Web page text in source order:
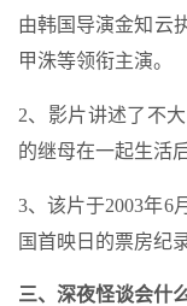
由韩国导演金知云
甲洙等领衔主演。
2、影片讲述了不
的继母在一起生活
3、该片于2003年6
国首映日的票房纪
三、深夜怪谈会什